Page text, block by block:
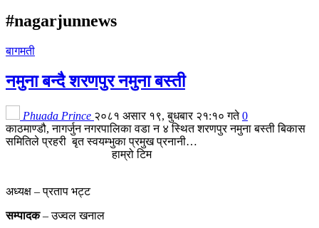
#nagarjunnews
बागमती
नमुना बन्दै शरणपुर नमुना बस्ती
Phuada Prince २०८१ असार १९, बुधबार २१:१० गते 0
काठमाण्डौ, नागर्जुन नगरपालिका वडा न ४ स्थित शरणपुर नमुना बस्ती बिकास
समितिले प्रहरी बृत स्वयम्भुका प्रमुख प्रनानी…
हाम्रो टिम
अध्यक्ष – प्रताप भट्ट
सम्पादक– उज्वल खनाल